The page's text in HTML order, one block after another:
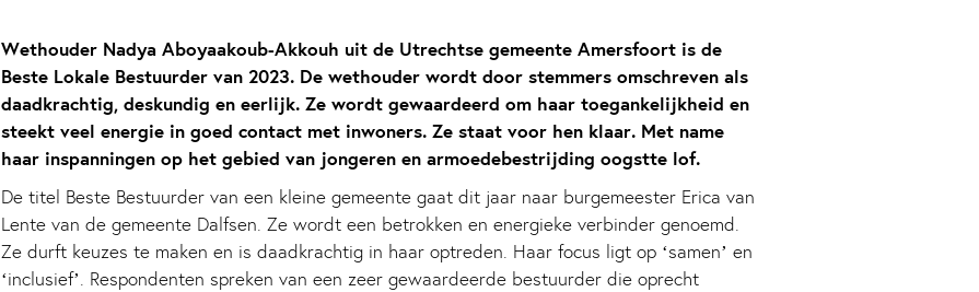
Wethouder Nadya Aboyaakoub-Akkouh uit de Utrechtse gemeente Amersfoort is de
Beste Lokale Bestuurder van 2023. De wethouder wordt door stemmers omschreven als
daadkrachtig, deskundig en eerlijk. Ze wordt gewaardeerd om haar toegankelijkheid en
steekt veel energie in goed contact met inwoners. Ze staat voor hen klaar. Met name
haar inspanningen op het gebied van jongeren en armoedebestrijding oogstte lof.
De titel Beste Bestuurder van een kleine gemeente gaat dit jaar naar burgemeester Erica van
Lente van de gemeente Dalfsen. Ze wordt een betrokken en energieke verbinder genoemd.
Ze durft keuzes te maken en is daadkrachtig in haar optreden. Haar focus ligt op ‘samen’ en
‘inclusief’. Respondenten spreken van een zeer gewaardeerde bestuurder die oprecht